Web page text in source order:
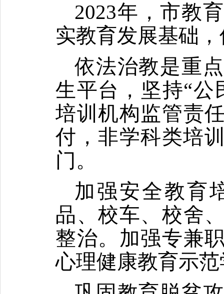
2023年，市教
实教育发展基础
依法治教是重
生平台，坚持“公
培训机构监管责
付，非学科类培
门。
加强安全教育
品、校车、校舍
整治。加强专兼
心理健康教育示